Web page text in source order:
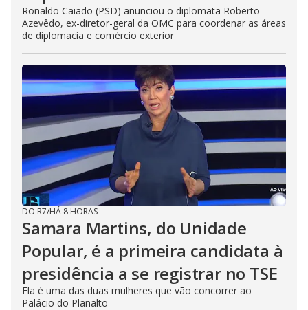
Ronaldo Caiado (PSD) anunciou o diplomata Roberto
Azevêdo, ex-diretor-geral da OMC para coordenar as áreas
de diplomacia e comércio exterior
DO R7/HÁ 8 HORAS
Samara Martins, do Unidade
Popular, é a primeira candidata à
presidência a se registrar no TSE
Ela é uma das duas mulheres que vão concorrer ao
Palácio do Planalto